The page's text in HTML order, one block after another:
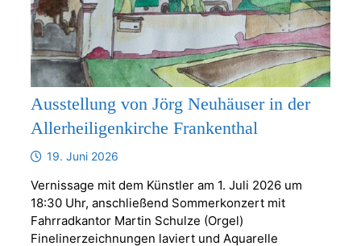
Ausstellung von Jörg Neuhäuser in der
Allerheiligenkirche Frankenthal
19. Juni 2026
Vernissage mit dem Künstler am 1. Juli 2026 um
18:30 Uhr, anschließend Sommerkonzert mit
Fahrradkantor Martin Schulze (Orgel)
Finelinerzeichnungen laviert und Aquarelle